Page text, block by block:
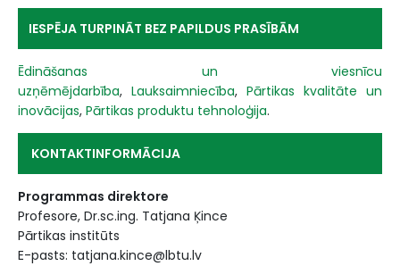
IESPĒJA TURPINĀT BEZ PAPILDUS PRASĪBĀM
Ēdināšanas un viesnīcu
uzņēmējdarbība, Lauksaimniecība, Pārtikas kvalitāte un
inovācijas, Pārtikas produktu tehnoloģija.
KONTAKTINFORMĀCIJA
Programmas direktore
Profesore, Dr.sc.ing. Tatjana Ķince
Pārtikas institūts
E-pasts: tatjana.kince@lbtu.lv